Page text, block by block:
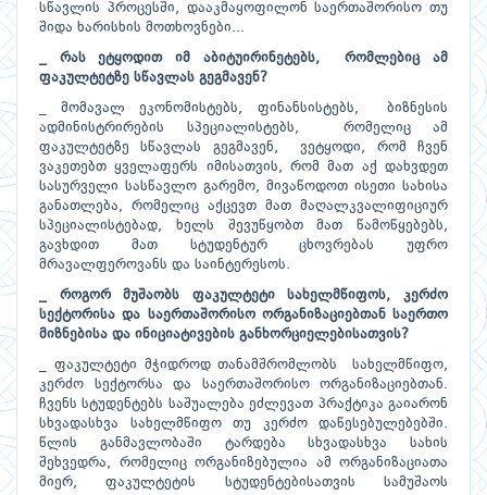
სწავლის პროცესში, დააკმაყოფილონ საერთაშორისო თუ
შიდა ხარისხის მოთხოვნები...
_ რას ეტყოდით იმ აბიტუირინეტებს, რომლებიც ამ
ფაკულტეტზე სწავლას გეგმავენ?
_ მომავალ ეკონომისტებს, ფინანსისტებს, ბიზნესის
ადმინისტრირების სპეციალისტებს, რომელიც ამ
ფაკულტეტზე სწავლას გეგმავენ, ვეტყოდი, რომ ჩვენ
ვაკეთებთ ყველაფერს იმისათვის, რომ მათ აქ დახვდეთ
სასურველი სასწავლო გარემო, მივაწოდოთ ისეთი სახისა
განათლება, რომელიც აქცევთ მათ მაღალკვალიფიციურ
სპეციალისტებად, ხელს შევუწყობთ მათ წამოწყებებს,
გავხდით მათ სტუდენტურ ცხოვრებას უფრო
მრავალფეროვანს და საინტერესოს.
_ როგორ მუშაობს ფაკულტეტი სახელმწიფოს, კერძო
სექტორისა და საერთაშორისო ორგანიზაციებთან საერთო
მიზნებისა და ინიციატივების განხორციელებისათვის?
_ ფაკულტეტი მჭიდროდ თანამშრომლობს სახელმწიფო,
კერძო სექტორსა და საერთაშორისო ორგანიზაციებთან.
ჩვენს სტუდენტებს საშუალება ეძლევათ პრაქტიკა გაიარონ
სხვადასხვა სახელმწიფო თუ კერძო დაწესებულებებში.
წლის განმავლობაში ტარდება სხვადასხვა სახის
შეხვედრა, რომელიც ორგანიზებულია ამ ორგანიზაციათა
მიერ, ფაკულტეტის სტუდენტებისათვის სამუშაოს